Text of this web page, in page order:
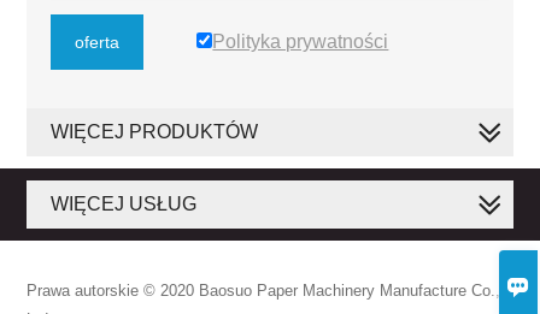

oferta Polityka prywatności
WIĘCEJ PRODUKTÓW
WIĘCEJ USŁUG
Prawa autorskie © 2020 Baosuo Paper Machinery Manufacture Co.,